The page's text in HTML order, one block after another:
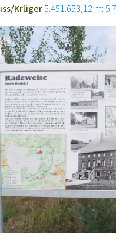
Krüger5.451.653,12 m: